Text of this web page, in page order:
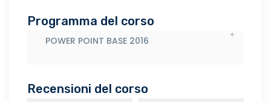
Programma del corso
POWER POINT BASE 2016
Recensioni del corso